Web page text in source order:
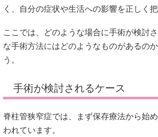
く、自分の症状や生活への影響を正しく
ここでは、どのような場合に手術が検討
な手術方法にはどのようなものがあるの
う。
手術が検討されるケース
脊柱管狭窄症では、まず保存療法から始
われています。